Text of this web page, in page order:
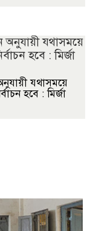
যথাসময়ে
হবে : মির্জা